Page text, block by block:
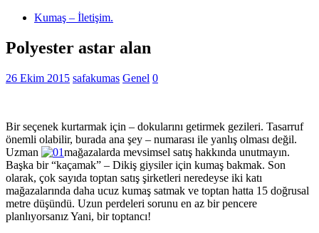
Kumaş – İletişim.
Polyester astar alan
26 Ekim 2015 safakumas Genel 0
Bir seçenek kurtarmak için – dokularını getirmek gezileri. Tasarruf
önemli olabilir, burada ana şey – numarası ile yanlış olması değil.
Uzman
mağazalarda mevsimsel satış hakkında unutmayın.
Başka bir “kaçamak” – Dikiş giysiler için kumaş bakmak. Son
olarak, çok sayıda toptan satış şirketleri neredeyse iki katı
mağazalarında daha ucuz kumaş satmak ve toptan hatta 15 doğrusal
metre düşündü. Uzun perdeleri sorunu en az bir pencere
planlıyorsanız Yani, bir toptancı!